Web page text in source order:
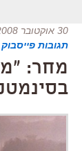
30 אוקטובר 2008 | 14:00
תגובות פייסבוק
מחר: